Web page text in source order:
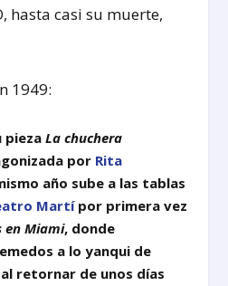
hasta casi su muerte,
1949:
piezaLa chuchera
por Rita
año sube a las tablas
Martípor primera vez
en Miami, donde
a lo yanqui de
retornar de unos días